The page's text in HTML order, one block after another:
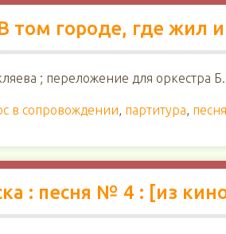
том городе, где жил
; переложение для оркестра
в сопровождении, партитура, песня
: песня № 4 : [из